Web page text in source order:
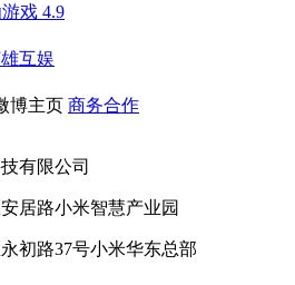
戏 4.9
互娱
博主页 商务合作
有限公司
居路小米智慧产业园
初路37号小米华东总部